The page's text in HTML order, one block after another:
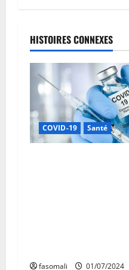
HISTOIRES CONNEXES
COVID-19 Santé
fasomali 01/07/2024